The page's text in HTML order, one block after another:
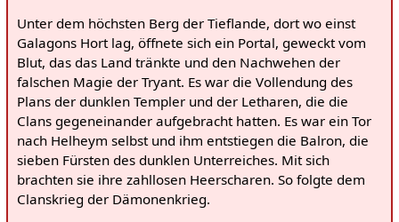
Unter dem höchsten Berg der Tieflande, dort wo einst
Galagons Hort lag, öffnete sich ein Portal, geweckt vom
Blut, das das Land tränkte und den Nachwehen der
falschen Magie der Tryant. Es war die Vollendung des
Plans der dunklen Templer und der Letharen, die die
Clans gegeneinander aufgebracht hatten. Es war ein Tor
nach Helheym selbst und ihm entstiegen die Balron, die
sieben Fürsten des dunklen Unterreiches. Mit sich
brachten sie ihre zahllosen Heerscharen. So folgte dem
Clanskrieg der Dämonenkrieg.